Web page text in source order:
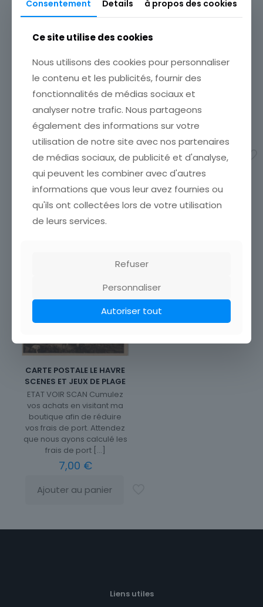
Sous-thème
Ville
Thème
CARTE POSTALE LE HAVRE L
EGLISE
vos achats en visitant ma
boutique afin de réduire
vos frais de port. Attendez
que nous ayons calculé les
frais de port[…]
2,50€
CARTE POSTALE TROUVILLE
ETAT VOIR SCAN Cumulez
vos achats en visitant ma
boutique afin de réduire
vos frais de port. Attendez
que nous ayons calculé les
frais de port
5,00€
Ajouter au panier
CARTE POSTALE LE HAVRE
SCENES ET JEUX DE PLAGE
ETAT VOIR SCAN Cumulez
vos achats en visitant ma
boutique afin de réduire
vos frais de port. Attendez
que nous ayons calculé les
frais de port[…]
7,00 €
Ajouter au panier
Liens utiles
Consentement Details à propos des cookies
Ce site utilise des cookies
Nous utilisons des cookies pour personnaliser
le contenu et les publicités, fournir des
fonctionnalités de médias sociaux et
analyser notre trafic. Nous partageons
également des informations sur votre
utilisation de notre site avec nos partenaires
de médias sociaux, de publicité et d'analyse,
qui peuvent les combiner avec d'autres
informations que vous leur avez fournies ou
qu'ils ont collectées lors de votre utilisation
de leurs services.
Refuser
Personnaliser
Autoriser tout